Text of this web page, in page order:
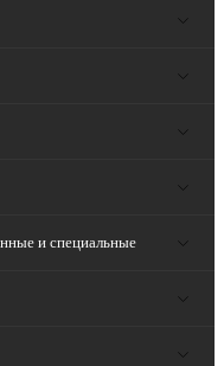
и специальные